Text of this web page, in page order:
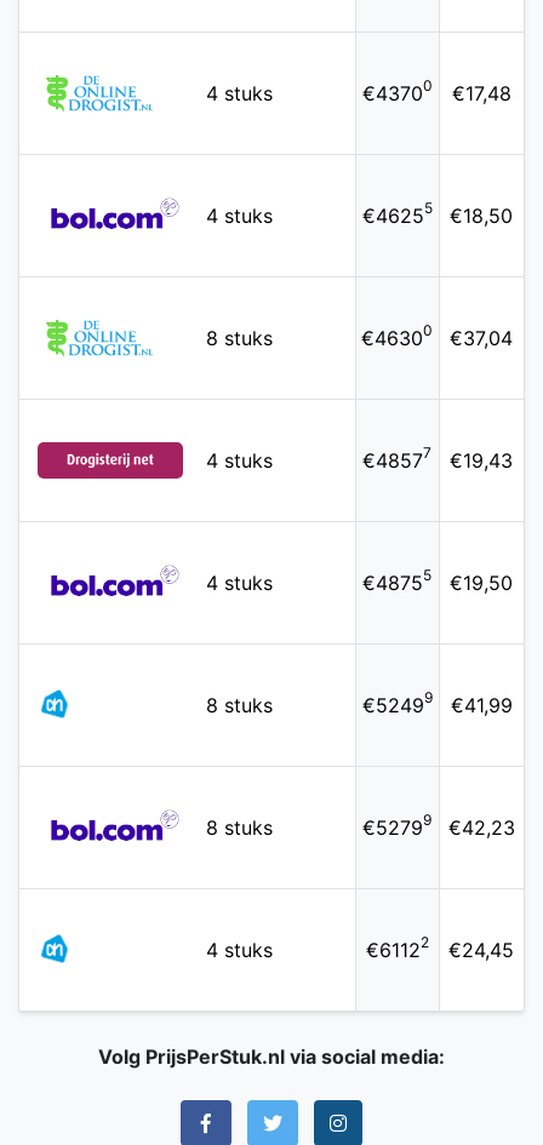
4 stuks €43700 €17,48
4 stuks €46255 €18,50
8 stuks €46300 €37,04
4 stuks €48577 €19,43
4 stuks €48755 €19,50
8 stuks €52499 €41,99
8 stuks €52799 €42,23
4 stuks €61122 €24,45
Volg PrijsPerStuk.nl via social media: